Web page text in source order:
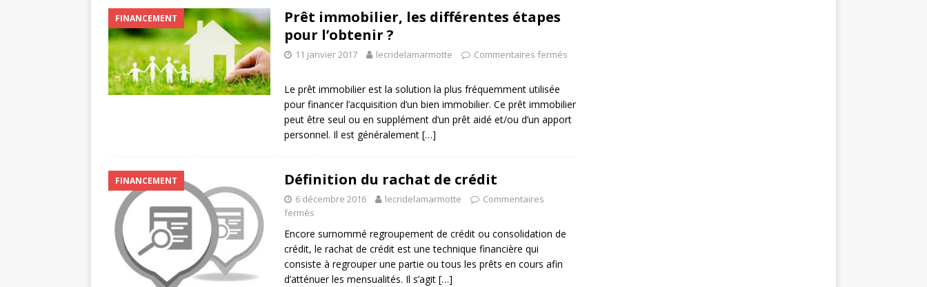
FINANCEMENT
Prêt immobilier, les différentes étapes
pour l’obtenir ?
11 janvier 2017 lecridelamarmotte Commentaires fermés
Le prêt immobilier est la solution la plus fréquemment utilisée
pour financer l’acquisition d’un bien immobilier. Ce prêt immobilier
peut être seul ou en supplément d’un prêt aidé et/ou d’un apport
personnel. Il est généralement […]
FINANCEMENT Définition du rachat de crédit
6 décembre 2016 lecridelamarmotte
Commentaires
fermés
Encore surnommé regroupement de crédit ou consolidation de
crédit, le rachat de crédit est une technique financière qui
consiste à regrouper une partie ou tous les prêts en cours afin
d’atténuer les mensualités. Il s’agit […]